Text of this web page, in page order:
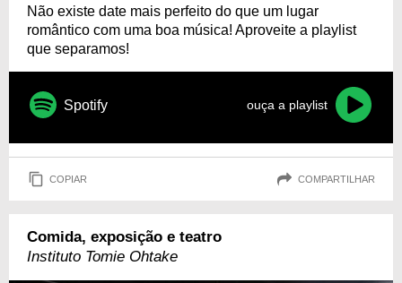
Não existe date mais perfeito do que um lugar
romântico com uma boa música! Aproveite a playlist
que separamos!
Spotify ouça a playlist
COPIAR COMPARTILHAR
Comida, exposição e teatro
Instituto Tomie Ohtake